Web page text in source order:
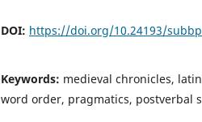
DOI: https://doi.org/10.24193/
Keywords: medieval chronicles,
word order, pragmatics, postverbal